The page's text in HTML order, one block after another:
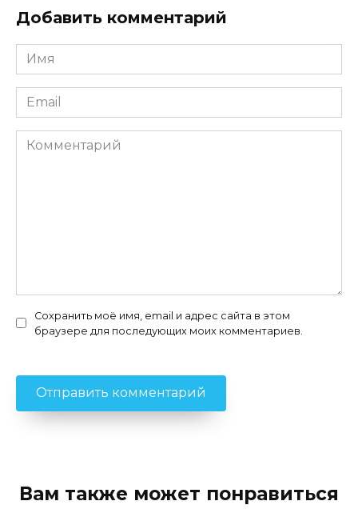
Добавить комментарий
Имя
*
Email
*
Комментарий
Сохранить моё имя, email и адрес сайта в этом
браузере для последующих моих комментариев.
Вам также может понравиться